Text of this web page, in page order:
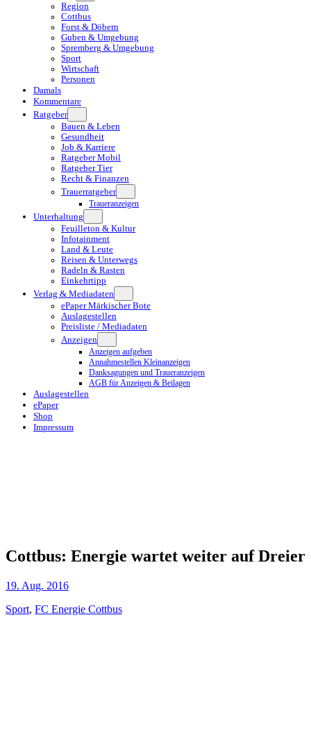
Region
Cottbus
Forst & Döbern
Guben & Umgebung
Spremberg & Umgebung
Sport
Wirtschaft
Personen
Damals
Kommentare
Ratgeber
Bauen & Leben
Gesundheit
Job & Karriere
Ratgeber Mobil
Ratgeber Tier
Recht & Finanzen
Trauerratgeber
Traueranzeigen
Unterhaltung
Feuilleton & Kultur
Infotainment
Land & Leute
Reisen & Unterwegs
Radeln & Rasten
Einkehrtipp
Verlag & Mediadaten
ePaper Märkischer Bote
Auslagestellen
Preisliste / Mediadaten
Anzeigen
Anzeigen aufgeben
Annahmestellen Kleinanzeigen
Danksagungen und Traueranzeigen
AGB für Anzeigen & Beilagen
Auslagestellen
ePaper
Shop
Impressum
Cottbus: Energie wartet weiter auf Dreier
19. Aug. 2016
Sport, FC Energie Cottbus